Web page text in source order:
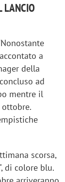
LANCIO
a
della
ad
mentre il
scorsa,
di colore blu.